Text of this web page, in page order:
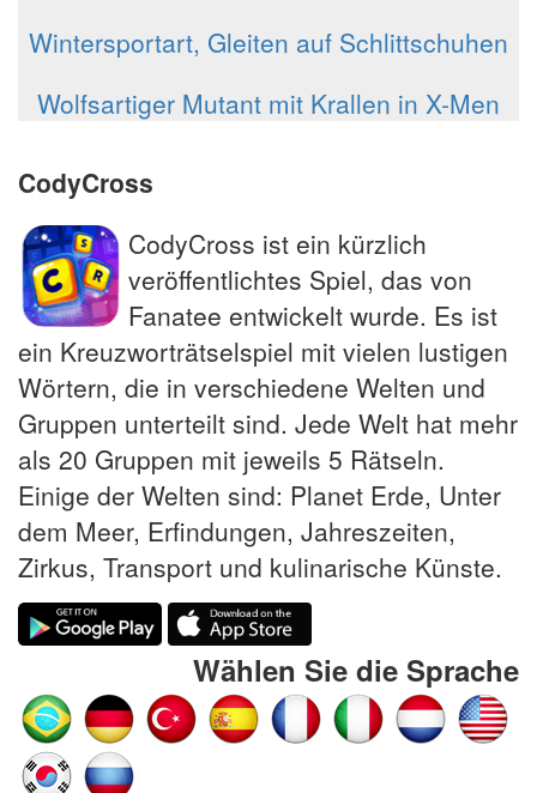
Wintersportart, Gleiten auf Schlittschuhen
Wolfsartiger Mutant mit Krallen in X-Men
CodyCross
CodyCross ist ein kürzlich
veröffentlichtes Spiel, das von
Fanatee entwickelt wurde. Es ist
ein Kreuzworträtselspiel mit vielen lustigen
Wörtern, die in verschiedene Welten und
Gruppen unterteilt sind. Jede Welt hat mehr
als 20 Gruppen mit jeweils 5 Rätseln.
Einige der Welten sind: Planet Erde, Unter
dem Meer, Erfindungen, Jahreszeiten,
Zirkus, Transport und kulinarische Künste.
Wählen Sie die Sprache